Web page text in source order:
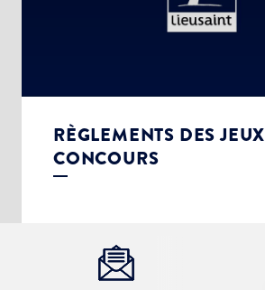
RÈGLEMENTS DES JEUX
CONCOURS